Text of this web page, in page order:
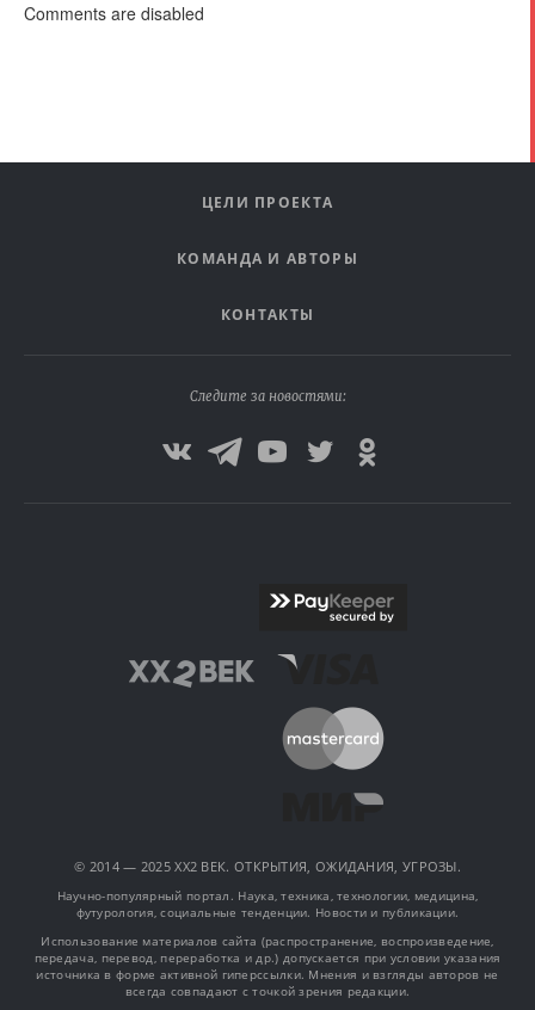
Comments are disabled
ЦЕЛИ ПРОЕКТА
КОМАНДА И АВТОРЫ
КОНТАКТЫ
Следите за новостями:
© 2014 — 2025 XX2 ВЕК. ОТКРЫТИЯ, ОЖИДАНИЯ, УГРОЗЫ.
Научно-популярный портал. Наука, техника, технологии, медицина,
футурология, социальные тенденции. Новости и публикации.
Использование материалов сайта (распространение, воспроизведение,
передача, перевод, переработка и др.) допускается при условии указания
источника в форме активной гиперссылки. Мнения и взгляды авторов не
всегда совпадают с точкой зрения редакции.